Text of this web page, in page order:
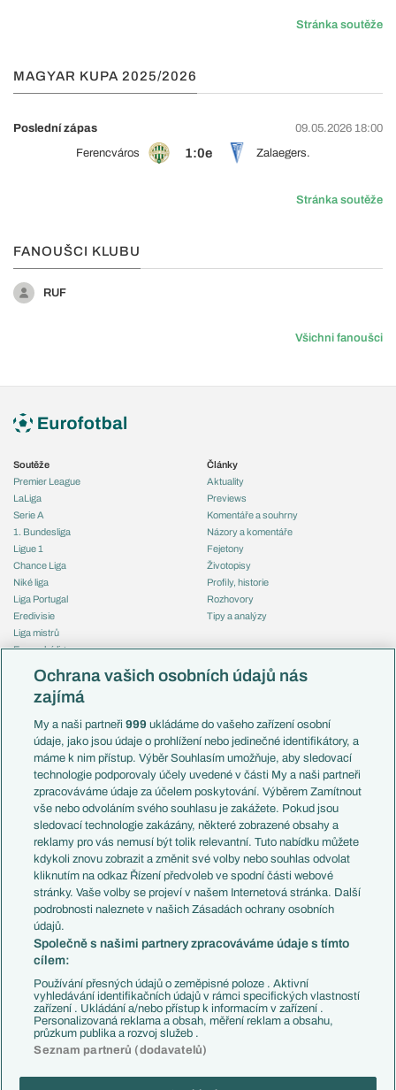
Stránka soutěže
MAGYAR KUPA 2025/2026
Poslední zápas
09.05.2026 18:00
Ferencváros
1:0e Zalaegers.
Stránka soutěže
FANOUŠCI KLUBU
RUF
Všichni fanoušci
Soutěže
Premier League
LaLiga
Serie A
1. Bundesliga
Ligue 1
Chance Liga
Niké liga
Liga Portugal
Eredivisie
Liga mistrů
Evropská liga
Mistrovství světa
Liga národů
Témata
Představení týmů MS
EuroSkauting
PL v kostce
Evropské koeficienty
Přestupy
Přestupové spekulace
Zranění
Kluby
Arsenal FC
Chelsea FC
Manchester United
AC Milán
Juventus FC
Bayern Mnichov
FC Barcelona
Real Madrid
Články
Aktuality
Previews
Komentáře a souhrny
Názory a komentáře
Fejetony
Životopisy
Profily, historie
Rozhovory
Tipy a analýzy
Česko
Francie
Itálie
Německo
Španělsko
Argentina
Brazílie
Přestupy
Zápasy
Livescore
Tipovací soutěž
Ochrana vašich osobních údajů nás
zajímá
My a naši partneři999 ukládáme do vašeho zařízení osobní
údaje, jako jsou údaje o prohlížení nebo jedinečné identifikátory, a
máme k nim přístup. Výběr Souhlasím umožňuje, aby sledovací
technologie podporovaly účely uvedené v části My a naši partneři
zpracováváme údaje za účelem poskytování. Výběrem Zamítnout
vše nebo odvoláním svého souhlasu je zakážete. Pokud jsou
sledovací technologie zakázány, některé zobrazené obsahy a
reklamy pro vás nemusí být tolik relevantní. Tuto nabídku můžete
kdykoli znovu zobrazit a změnit své volby nebo souhlas odvolat
kliknutím na odkaz Řízení předvoleb ve spodní části webové
stránky. Vaše volby se projeví v našem Internetová stránka. Další
podrobnosti naleznete v našich Zásadách ochrany osobních
údajů.
Společně s našimi partnery zpracováváme údaje s tímto
cílem:
Používání přesných údajů o zeměpisné poloze . Aktivní
vyhledávání identifikačních údajů v rámci specifických vlastností
zařízení . Ukládání a/nebo přístup k informacím v zařízení .
Personalizovaná reklama a obsah, měření reklam a obsahu,
průzkum publika a rozvoj služeb .
Seznam partnerů (dodavatelů)